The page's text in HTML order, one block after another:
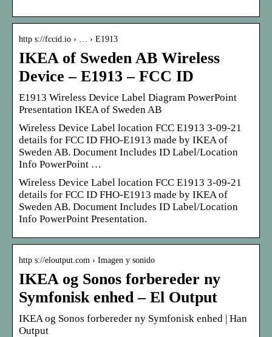
http s://fccid.io › … › E1913
IKEA of Sweden AB Wireless
Device – E1913 – FCC ID
E1913 Wireless Device Label Diagram PowerPoint
Presentation IKEA of Sweden AB
Wireless Device Label location FCC E1913 3-09-21
details for FCC ID FHO-E1913 made by IKEA of
Sweden AB. Document Includes ID Label/Location
Info PowerPoint …
Wireless Device Label location FCC E1913 3-09-21
details for FCC ID FHO-E1913 made by IKEA of
Sweden AB. Document Includes ID Label/Location
Info PowerPoint Presentation.
http s://eloutput.com › Imagen y sonido
IKEA og Sonos forbereder ny
Symfonisk enhed – El Output
IKEA og Sonos forbereder ny Symfonisk enhed | Han
Output